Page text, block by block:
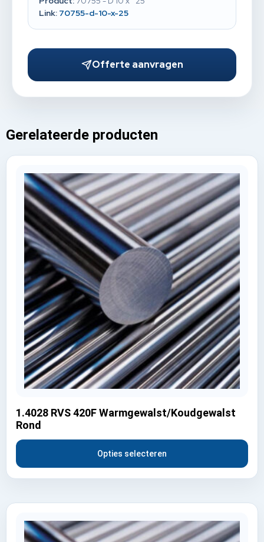
Link: 70755-d-10-x-25
Offerte aanvragen
Gerelateerde producten
1.4028 RVS 420F Warmgewalst/Koudgewalst
Rond
Opties selecteren